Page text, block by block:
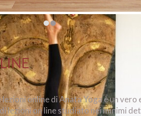
online di Anata Yoga è un vero
lezioni on line studiato nei minimi